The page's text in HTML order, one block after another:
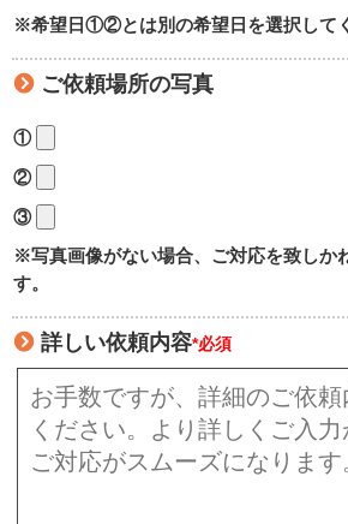
※希望日①②とは別の希望日を選択して
ご依頼場所の写真
①
②
③
※写真画像がない場合、ご対応を致しか
す。
詳しい依頼内容*必須